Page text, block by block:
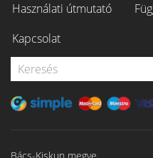
Használati útmutató
Kapcsolat